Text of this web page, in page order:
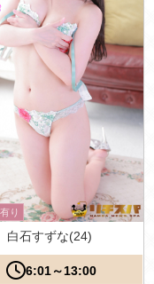
り
白石すずな(24)
6:01～13:00